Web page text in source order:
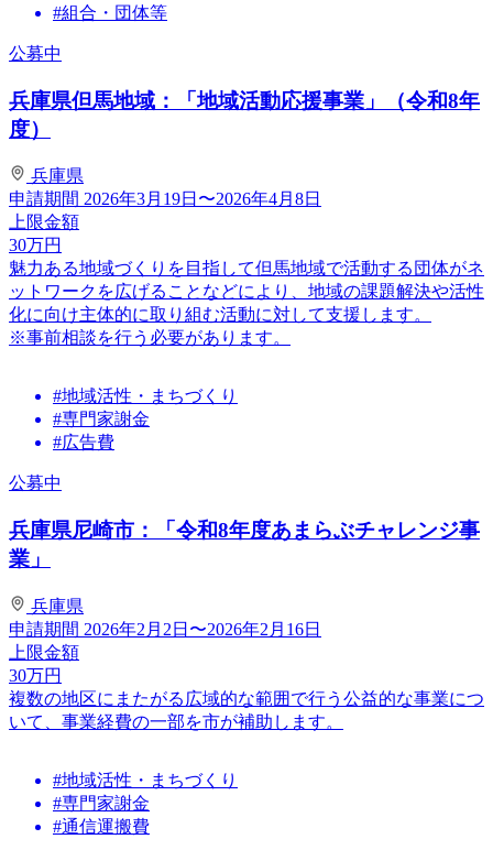
#組合・団体等
公募中
兵庫県但馬地域：「地域活動応援事業」（令和8年
度）
兵庫県
申請期間 2026年3月19日〜2026年4月8日
上限金額
30万円
魅力ある地域づくりを目指して但馬地域で活動する団体がネ
ットワークを広げることなどにより、地域の課題解決や活性
化に向け主体的に取り組む活動に対して支援します。
※事前相談を行う必要があります。
#地域活性・まちづくり
#専門家謝金
#広告費
公募中
兵庫県尼崎市：「令和8年度あまらぶチャレンジ事
業」
兵庫県
申請期間 2026年2月2日〜2026年2月16日
上限金額
30万円
複数の地区にまたがる広域的な範囲で行う公益的な事業につ
いて、事業経費の一部を市が補助します。
#地域活性・まちづくり
#専門家謝金
#通信運搬費